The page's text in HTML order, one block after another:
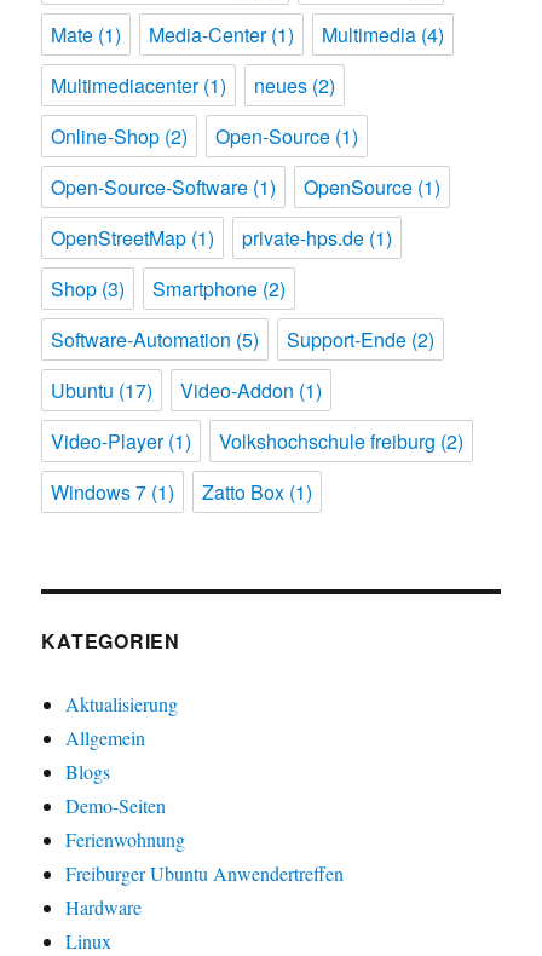
Mate (1) Media-Center(1) Multimedia (4)
Multimediacenter(1) neues (2)
Online-Shop (2) Open-Source (1)
Open-Source-Software (1) OpenSource (1)
OpenStreetMap (1) private-hps.de (1)
Shop (3) Smartphone (2)
Software-Automation (5) Support-Ende (2)
Ubuntu (17) Video-Addon (1)
Video-Player(1) Volkshochschule freiburg (2)
Windows 7 (1) Zatto Box (1)
KATEGORIEN
Aktualisierung
Allgemein
Blogs
Demo-Seiten
Ferienwohnung
Freiburger Ubuntu Anwendertreffen
Hardware
Linux